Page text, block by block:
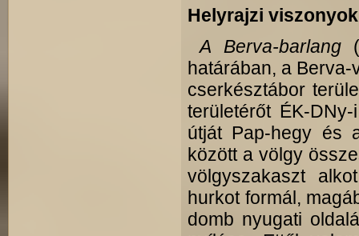
Helyrajzi
A Berva-barlang
határában, a
cserkésztábor
területérőt ÉK-
útját Pap-hegy és
között a völgy
völgyszakaszt
hurkot formál,
domb nyugati